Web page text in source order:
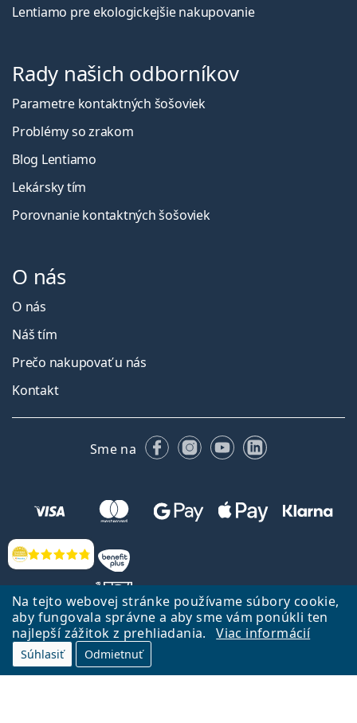
Na tejto webovej stránke používame súbory cookie,
aby fungovala správne a aby sme vám ponúkli ten
najlepší zážitok z prehliadania.
Viac informácií
Súhlasiť Odmietnuť
Hodnotenia
Lentiamo pre ekologickejšie nakupovanie
Rady našich odborníkov
Parametre kontaktných šošoviek
Problémy so zrakom
Blog Lentiamo
Lekársky tím
Porovnanie kontaktných šošoviek
O nás
O nás
Náš tím
Prečo nakupovať u nás
Kontakt
Sme na FacebookuInstagrame
YouTubeLinkedIn
Späť na Úvodnu stránku
Lentiamo.sk vlastní a prevádzkuje spoločnosť Lentiamo s.r.o., Česká